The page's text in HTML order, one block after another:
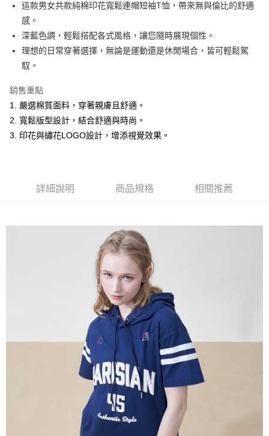
悠遊付
ATM付款
運送方式
每筆NT$60，滿NT$1,500(含以上)免運費
付款後全家取貨
每筆NT$60，滿NT$1,500(含以上)免運費
每筆NT$60，滿NT$1,500(含以上)免運費
每筆NT$60，滿NT$1,500(含以上)免運費
每筆NT$90，滿NT$1,500(含以上)免運費
每筆NT$225，滿NT$1,500(含以上)免運費
這款男女共款純棉印花寬鬆連帽短袖T恤，帶來無與倫比的舒適
感。
深藍色調，輕鬆搭配各式風格，讓您隨時展現個性。
理想的日常穿著選擇，無論是運動還是休閒場合，皆可輕鬆駕
馭。
銷售重點
1. 嚴選棉質面料，穿著親膚且舒適。
2. 寬鬆版型設計，結合舒適與時尚。
3. 印花與繡花LOGO設計，增添視覺效果。
詳細說明 商品規格 相關推薦